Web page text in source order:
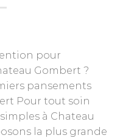
pour
Gombert ?
pansements
Pour tout soin
à Chateau
la plus grande